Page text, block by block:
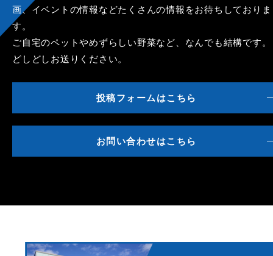
画、イベントの情報などたくさんの情報をお待ちしておりま
す。
ご自宅のペットやめずらしい野菜など、なんでも結構です。
どしどしお送りください。
投稿フォームはこちら
お問い合わせはこちら